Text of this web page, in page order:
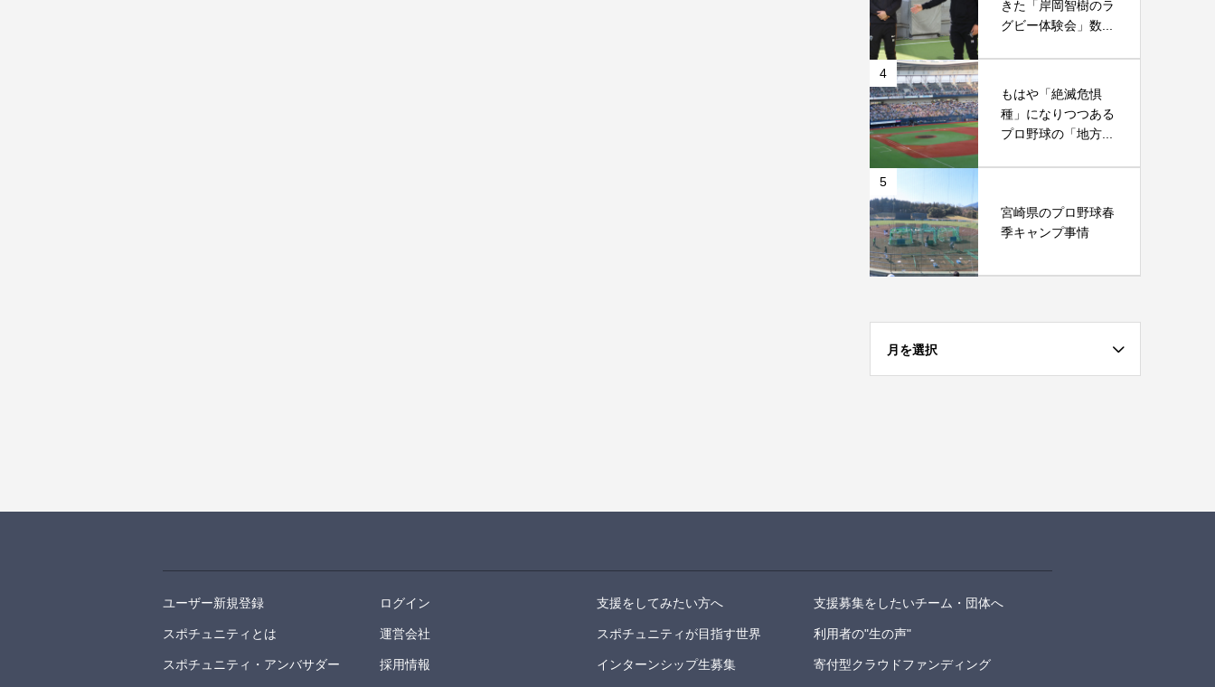
きた「岸岡智樹のラ
グビー体験会」数...
4
もはや「絶滅危惧
種」になりつつある
プロ野球の「地方...
5
宮崎県のプロ野球春
季キャンプ事情
月を選択
ユーザー新規登録 ログイン 支援をしてみたい方へ 支援募集をしたいチーム・団体へ
スポチュニティとは 運営会社 スポチュニティが目指す世界 利用者の"生の声"
スポチュニティ・アンバサダー 採用情報 インターンシップ生募集 寄付型クラウドファンディング